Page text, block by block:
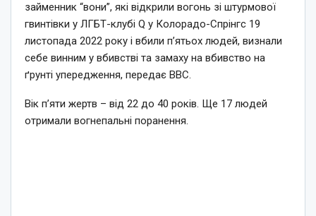
займенник “вони”, які відкрили вогонь зі штурмової
гвинтівки у ЛГБТ-клубі Q у Колорадо-Спрінгс 19
листопада 2022 року і вбили п’ятьох людей, визнали
себе винним у вбивстві та замаху на вбивство на
ґрунті упередження, передає ВВС.
Вік п’яти жертв – від 22 до 40 років. Ще 17 людей
отримали вогнепальні поранення.